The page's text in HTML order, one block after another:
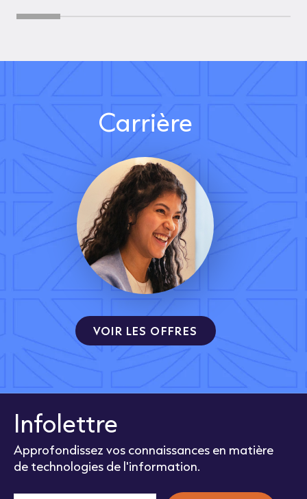
Carrière
VOIR LES OFFRES
Infolettre
Approfondissez vos connaissances en matière
de technologies de l'information.